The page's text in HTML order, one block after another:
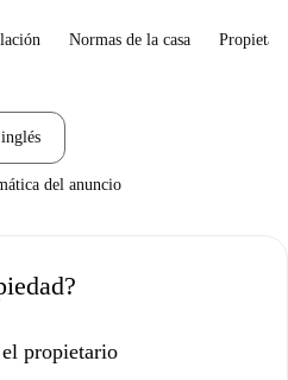
Normas de la casa
del anuncio
propietario